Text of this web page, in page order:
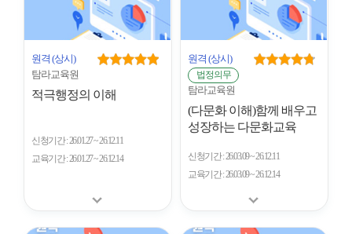
원격 (상시)
탐라교육원
적극행정의 이해
신청기간 26.01.27 ~ 26.12.11
교육기간 26.01.27 ~ 26.12.14
원격 (상시)
법정의무
탐라교육원
(다문화 이해)함께 배우고
성장하는 다문화교육
신청기간 26.03.09 ~ 26.12.11
교육기간 26.03.09 ~ 26.12.14